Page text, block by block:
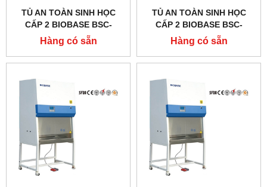
TỦ AN TOÀN SINH HỌC
CẤP 2 BIOBASE BSC-
2000IIA2-X, DÒNG A2
Hàng có sẵn
TỦ AN TOÀN SINH HỌC
CẤP 2 BIOBASE BSC-
1800IIA2-X, DÒNG A2
Hàng có sẵn